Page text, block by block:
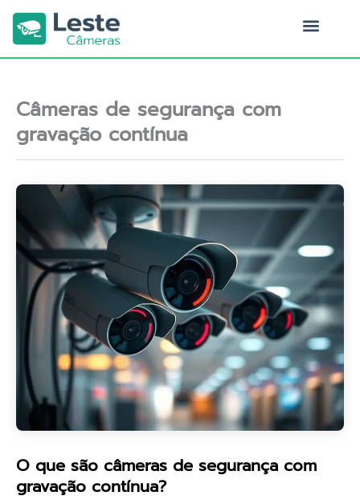
para
conteúdo
Câmeras de segurança com
gravação contínua
O que são câmeras de segurança com
gravação contínua?